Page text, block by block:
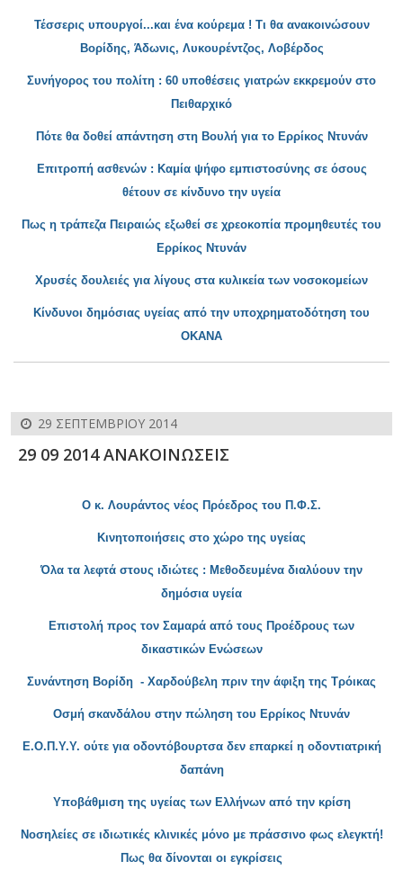
Τέσσερις υπουργοί...και ένα κούρεμα ! Τι θα ανακοινώσουν
Βορίδης, Άδωνις, Λυκουρέντζος, Λοβέρδος
Συνήγορος του πολίτη : 60 υποθέσεις γιατρών εκκρεμούν στο
Πειθαρχικό
Πότε θα δοθεί απάντηση στη Βουλή για το Ερρίκος Ντυνάν
Επιτροπή ασθενών : Καμία ψήφο εμπιστοσύνης σε όσους
θέτουν σε κίνδυνο την υγεία
Πως η τράπεζα Πειραιώς εξωθεί σε χρεοκοπία προμηθευτές του
Ερρίκος Ντυνάν
Χρυσές δουλειές για λίγους στα κυλικεία των νοσοκομείων
Κίνδυνοι δημόσιας υγείας από την υποχρηματοδότηση του
ΟΚΑΝΑ
29 ΣΕΠΤΕΜΒΡΊΟΥ 2014
29 09 2014 ΑΝΑΚΟΙΝΩΣΕΙΣ
Ο κ. Λουράντος νέος Πρόεδρος του Π.Φ.Σ.
Κινητοποιήσεις στο χώρο της υγείας
Όλα τα λεφτά στους ιδιώτες : Μεθοδευμένα διαλύουν την
δημόσια υγεία
Επιστολή προς τον Σαμαρά από τους Προέδρους των
δικαστικών Ενώσεων
Συνάντηση Βορίδη - Χαρδούβελη πριν την άφιξη της Τρόικας
Οσμή σκανδάλου στην πώληση του Ερρίκος Ντυνάν
Ε.Ο.Π.Υ.Υ. ούτε για οδοντόβουρτσα δεν επαρκεί η οδοντιατρική
δαπάνη
Υποβάθμιση της υγείας των Ελλήνων από την κρίση
Νοσηλείες σε ιδιωτικές κλινικές μόνο με πράσσινο φως ελεγκτή!
Πως θα δίνονται οι εγκρίσεις